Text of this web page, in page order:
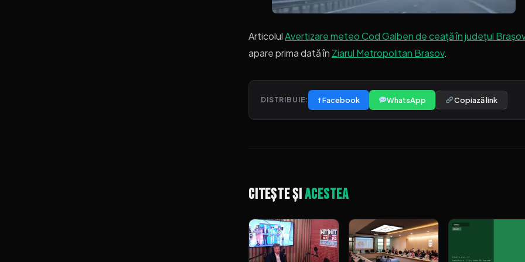
ArticolulAvertizare meteo Cod Galben de ceață în județul
apare prima dată în Ziarul Metropolitan Brasov.
DISTRIBUIE: f Facebook WhatsApp Copiază link
Citește șiacestea